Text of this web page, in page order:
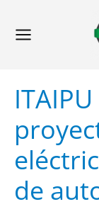
contenido
Menu
de
entradas